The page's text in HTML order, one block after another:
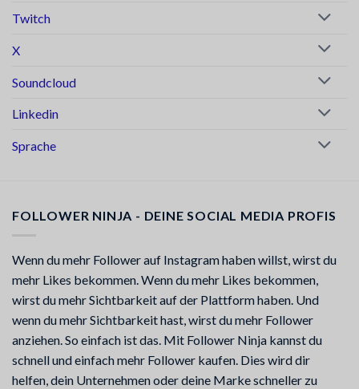
Twitch
X
Soundcloud
Linkedin
Sprache
FOLLOWER NINJA - DEINE SOCIAL MEDIA PROFIS
Wenn du mehr Follower auf Instagram haben willst, wirst du
mehr Likes bekommen. Wenn du mehr Likes bekommen,
wirst du mehr Sichtbarkeit auf der Plattform haben. Und
wenn du mehr Sichtbarkeit hast, wirst du mehr Follower
anziehen. So einfach ist das. Mit Follower Ninja kannst du
schnell und einfach mehr Follower kaufen. Dies wird dir
helfen, dein Unternehmen oder deine Marke schneller zu